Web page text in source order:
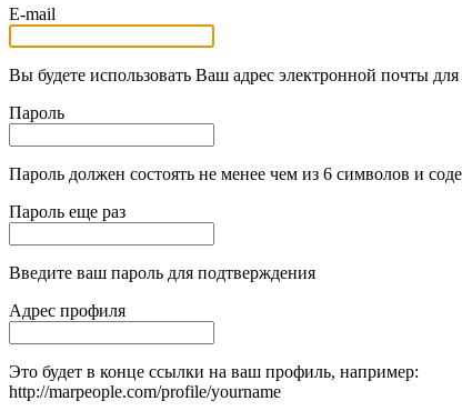
E-mail
Вы будете использовать Ваш адрес электронной почты для
Пароль
Пароль должен состоять не менее чем из 6 символов и
Пароль еще раз
Введите ваш пароль для подтверждения
Адрес профиля
Это будет в конце ссылки на ваш профиль, например:
http://marpeople.com/profile/yourname